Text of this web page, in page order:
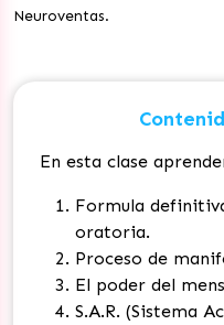
Neuroventas.
En esta clase
Formula
oratoria.
Proceso de
El poder del
S.A.R. (Sistema